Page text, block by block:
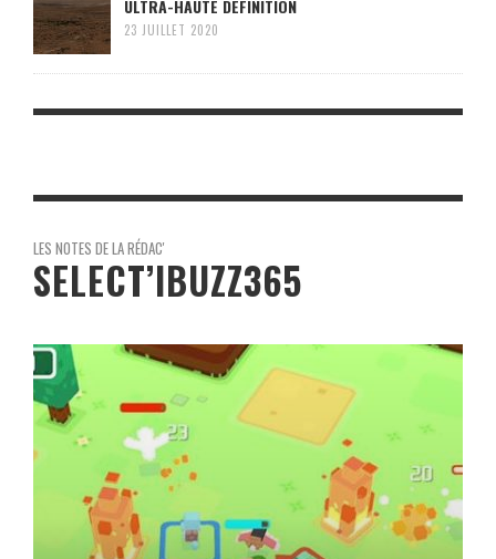
ULTRA-HAUTE DÉFINITION
23 JUILLET 2020
LES NOTES DE LA RÉDAC'
SELECT’IBUZZ365